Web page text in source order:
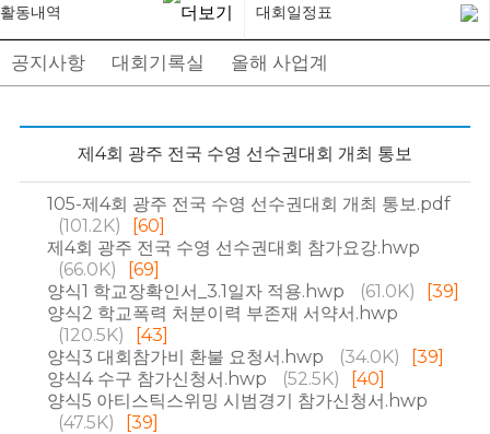
활동내역 대회일정표
공지사항 대회기록실 올해 사업계획
제4회 광주 전국 수영 선수권대회 개최 통보
105-제4회 광주 전국 수영 선수권대회 개최 통보.pdf
(101.2K)
[60]
제4회 광주 전국 수영 선수권대회 참가요강.hwp
(66.0K)
[69]
양식1 학교장확인서_3.1일자 적용.hwp
(61.0K)
[39]
양식2 학교폭력 처분이력 부존재 서약서.hwp
(120.5K)
[43]
양식3 대회참가비 환불 요청서.hwp
(34.0K)
[39]
양식4 수구 참가신청서.hwp
(52.5K)
[40]
양식5 아티스틱스위밍 시범경기 참가신청서.hwp
(47.5K)
[39]